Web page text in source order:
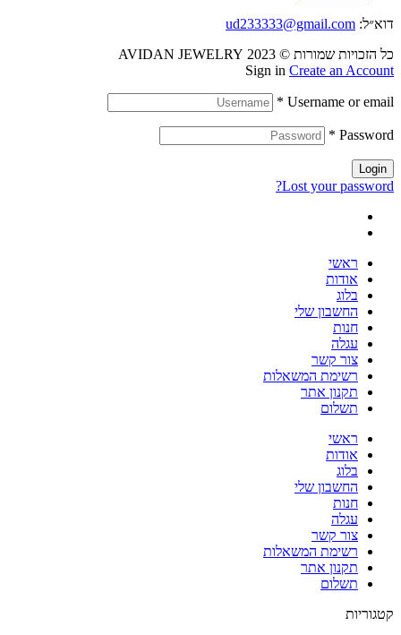
דוא״ל: ud233333@gmail.com
כל הזכויות שמורות © 2023 AVIDAN JEWELRY
Sign in Create an Account
Username or email
*
Password
*
Login
Lost your password?
ראשי
אודות
בלוג
החשבון שלי
חנות
עגלה
צור קשר
רשימת המשאלות
תקנון אתר
תשלום
ראשי
אודות
בלוג
החשבון שלי
חנות
עגלה
צור קשר
רשימת המשאלות
תקנון אתר
תשלום
קטגוריות